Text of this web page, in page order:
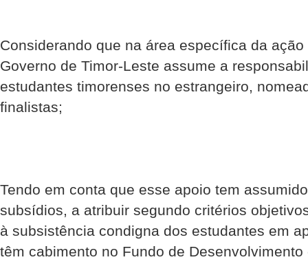
Considerando que na área específica da
Governo de Timor-Leste assume a
estudantes timorenses no estrangeiro,
finalistas;
Tendo em conta que esse apoio tem
subsídios, a atribuir segundo critérios
à subsistência condigna dos estudantes em
têm cabimento no Fundo de